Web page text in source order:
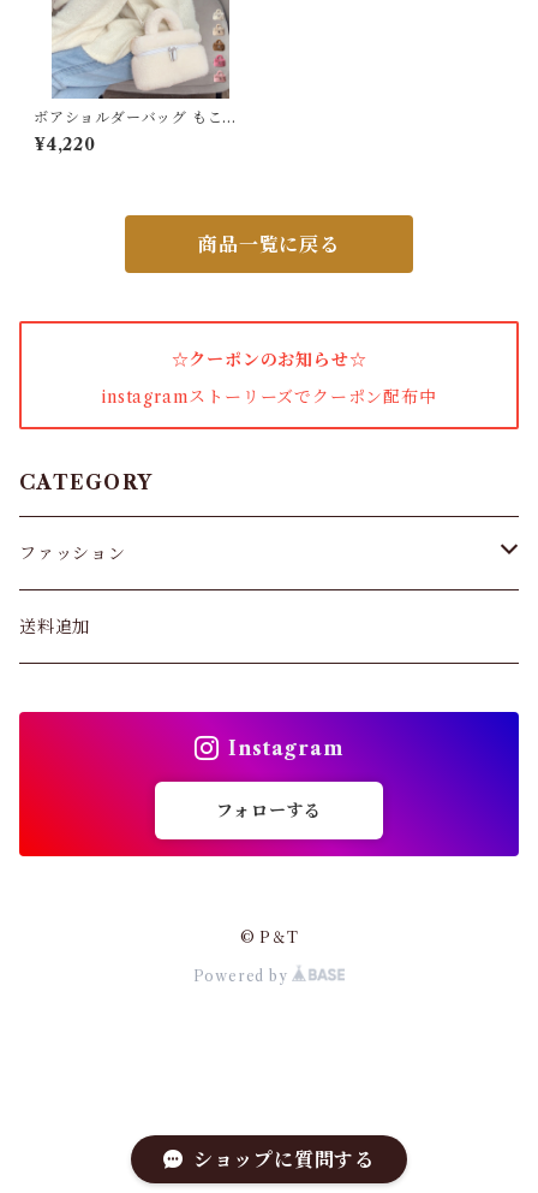
ショップに質問する
パンプス・サンダル
ワンピース・セットアップ
女性下着・靴下
着圧ソックス
ショーツ
ガードル・ウエストニッパー
ボアショルダーバッグ もこも
こミニバッグ
¥4,220
商品一覧に戻る
☆クーポンのお知らせ☆
instagramストーリーズでクーポン配布中
CATEGORY
ファッション
パンツ&スカート
アウター・コート
送料追加
Instagram
フォローする
© P＆T
Powered by